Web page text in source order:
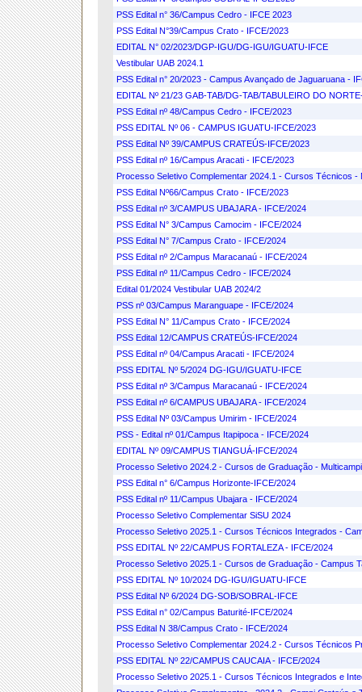
PSS Edital n° 36/Campus Cedro - IFCE 2023
PSS Edital N°39/Campus Crato - IFCE/2023
EDITAL N° 02/2023/DGP-IGU/DG-IGU/IGUATU-IFCE
Vestibular UAB 2024.1
PSS Edital n° 20/2023 - Campus Avançado de Jaguaruana -
EDITAL Nº 21/23 GAB-TAB/DG-TAB/TABULEIRO DO
PSS Edital nº 48/Campus Cedro - IFCE/2023
PSS EDITAL Nº 06 - CAMPUS IGUATU-IFCE/2023
PSS Edital Nº 39/CAMPUS CRATEÚS-IFCE/2023
PSS Edital nº 16/Campus Aracati - IFCE/2023
Processo Seletivo Complementar 2024.1 - Cursos Técnicos -
PSS Edital Nº66/Campus Crato - IFCE/2023
PSS Edital nº 3/CAMPUS UBAJARA - IFCE/2024
PSS Edital N° 3/Campus Camocim - IFCE/2024
PSS Edital N° 7/Campus Crato - IFCE/2024
PSS Edital nº 2/Campus Maracanaú - IFCE/2024
PSS Edital nº 11/Campus Cedro - IFCE/2024
Edital 01/2024 Vestibular UAB 2024/2
PSS nº 03/Campus Maranguape - IFCE/2024
PSS Edital N° 11/Campus Crato - IFCE/2024
PSS Edital 12/CAMPUS CRATEÚS-IFCE/2024
PSS Edital nº 04/Campus Aracati - IFCE/2024
PSS EDITAL Nº 5/2024 DG-IGU/IGUATU-IFCE
PSS Edital nº 3/Campus Maracanaú - IFCE/2024
PSS Edital nº 6/CAMPUS UBAJARA - IFCE/2024
PSS Edital Nº 03/Campus Umirim - IFCE/2024
PSS - Edital nº 01/Campus Itapipoca - IFCE/2024
EDITAL Nº 09/CAMPUS TIANGUÁ-IFCE/2024
Processo Seletivo 2024.2 - Cursos de Graduação - Multicampi
PSS Edital n° 6/Campus Horizonte-IFCE/2024
PSS Edital nº 11/Campus Ubajara - IFCE/2024
Processo Seletivo Complementar SiSU 2024
Processo Seletivo 2025.1 - Cursos Técnicos Integrados -
PSS EDITAL Nº 22/CAMPUS FORTALEZA - IFCE/2024
Processo Seletivo 2025.1 - Cursos de Graduação - Campus
PSS EDITAL Nº 10/2024 DG-IGU/IGUATU-IFCE
PSS Edital Nº 6/2024 DG-SOB/SOBRAL-IFCE
PSS Edital n° 02/Campus Baturité-IFCE/2024
PSS Edital N 38/Campus Crato - IFCE/2024
Processo Seletivo Complementar 2024.2 - Cursos Técnicos
PSS EDITAL Nº 22/CAMPUS CAUCAIA - IFCE/2024
Processo Seletivo 2025.1 - Cursos Técnicos Integrados e